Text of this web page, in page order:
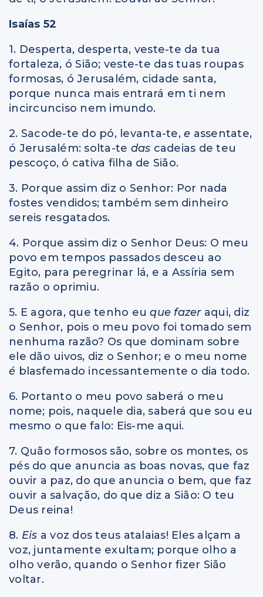
Isaías 52
1. Desperta, desperta, veste-te da tua
fortaleza, ó Sião; veste-te das tuas roupas
formosas, ó Jerusalém, cidade santa,
porque nunca mais entrará em ti nem
incircunciso nem imundo.
2. Sacode-te do pó, levanta-te, e assentate,
ó Jerusalém: solta-te das cadeias de teu
pescoço, ó cativa filha de Sião.
3. Porque assim diz o Senhor: Por nada
fostes vendidos; também sem dinheiro
sereis resgatados.
4. Porque assim diz o Senhor Deus: O meu
povo em tempos passados desceu ao
Egito, para peregrinar lá, e a Assíria sem
razão o oprimiu.
5. E agora, que tenho euque fazer aqui, diz
o Senhor, pois o meu povo foi tomado sem
nenhuma razão? Os que dominam sobre
ele dão uivos, diz o Senhor; e o meu nome
é blasfemado incessantemente o dia todo.
6. Portanto o meu povo saberá o meu
nome; pois, naquele dia, saberá que sou eu
mesmo o que falo: Eis-me aqui.
7. Quão formosos são, sobre os montes, os
pés do que anuncia as boas novas, que faz
ouvir a paz, do que anuncia o bem, que faz
ouvir a salvação, do que diz a Sião: O teu
Deus reina!
8. Eis a voz dos teus atalaias! Eles alçam a
voz, juntamente exultam; porque olho a
olho verão, quando o Senhor fizer Sião
voltar.